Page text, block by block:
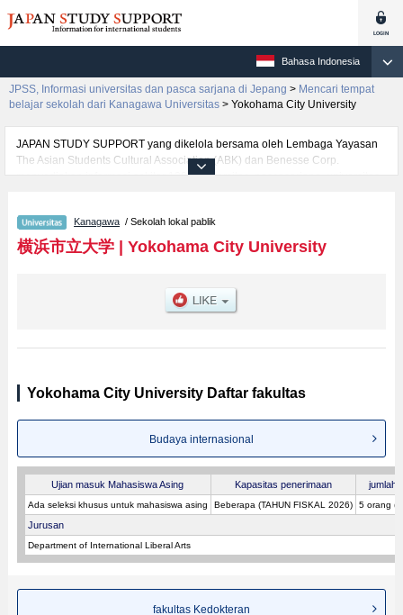
Bahasa Indonesia
JPSS, Informasi universitas dan pasca sarjana di Jepang > Mencari tempat
belajar sekolah dari Kanagawa Universitas > Yokohama City University
JAPAN STUDY SUPPORT yang dikelola bersama oleh Lembaga Yayasan
The Asian Students Cultural Association (ABK) dan Benesse Corp.
menyediakan informasi sekitar 1300 universitas, pascasarjana, universitas
informasi per fakultas seperti Fakultas Budaya internasionalatauFakultas
fakultas KedokteranatauFakultas Ilmu DataatauFakultas Bisnis
internasionalatauFakultas Fakultas Sains, serta berbagai informasi yang
pendaftar dan jumlah kelulusan ujian masuk mahasiswa(i) mancanegara,
informasi mengenai ujian masuk, prasarana kampus, akses jalan, dan
Kanagawa / Sekolah lokal pablik
横浜市立大学| Yokohama City University
Yokohama City University Daftar fakultas
Budaya internasional
Ujian masuk Mahasiswa Asing Kapasitas penerimaan jumlah
Ada seleksi khusus untuk mahasiswa asing Beberapa (TAHUN FISKAL 2026) 5 orang
Jurusan
Department of International Liberal Arts
fakultas Kedokteran